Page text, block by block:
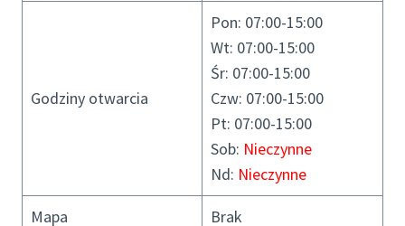
Godziny otwarcia
Pon: 07:00-15:00
Wt: 07:00-15:00
Śr: 07:00-15:00
Czw: 07:00-15:00
Pt: 07:00-15:00
Sob: Nieczynne
Nd: Nieczynne
Mapa Brak